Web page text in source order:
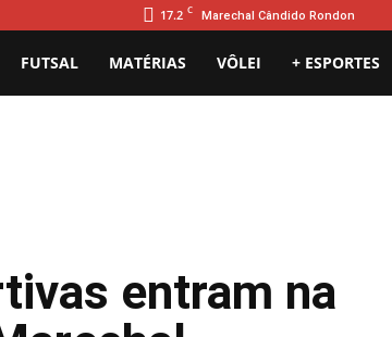
17.2 C Marechal Cândido Rondon
FUTSAL MATÉRIAS VÔLEI + ESPORTES
entram na